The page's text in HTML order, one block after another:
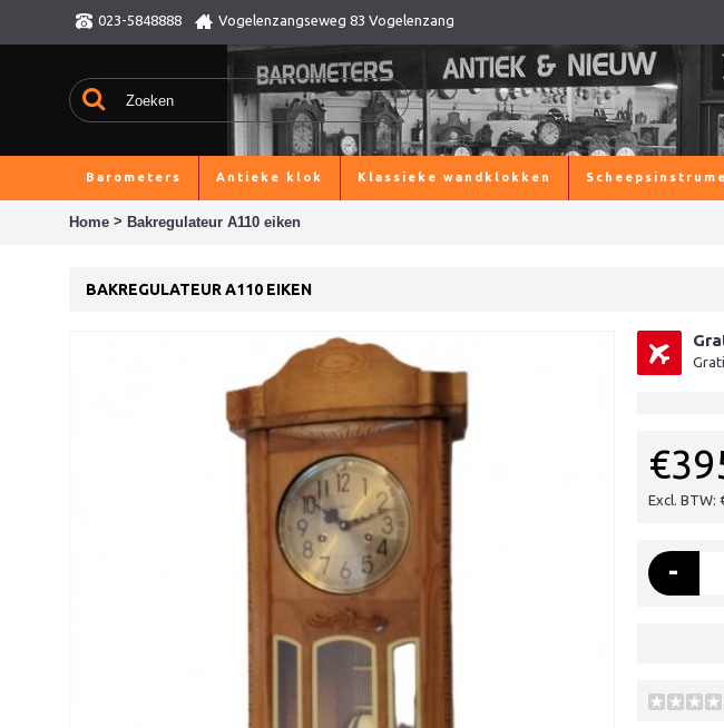
023-5848888 Vogelenzangseweg 83 Vogelenzang
Barometers Antieke klok Klassieke wandklokken
Home > Bakregulateur A110 eiken
BAKREGULATEUR A110 EIKEN
Excl. BTW:
-